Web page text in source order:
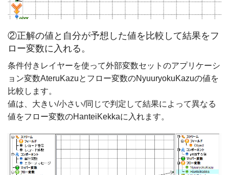
②正解の値と自分が予想した値を比較して結果をフ
ロー変数に入れる。
条件付きレイヤーを使って外部変数セットのアプリケーシ
ョン変数AteruKazuとフロー変数のNyuuryokuKazuの値を
比較します。
値は、大きい/小さい/同じで判定して結果によって異なる
値をフロー変数のHanteiKekkaに入れます。